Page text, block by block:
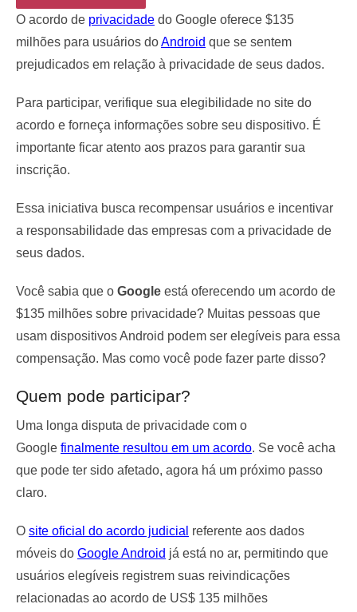
O acordo de privacidade do Google oferece $135
milhões para usuários doAndroid que se sentem
prejudicados em relação à privacidade de seus dados.
Para participar, verifique sua elegibilidade no site do
acordo e forneça informações sobre seu dispositivo. É
importante ficar atento aos prazos para garantir sua
inscrição.
Essa iniciativa busca recompensar usuários e incentivar
a responsabilidade das empresas com a privacidade de
seus dados.
Você sabia que o Google está oferecendo um acordo de
$135 milhões sobre privacidade? Muitas pessoas que
usam dispositivos Android podem ser elegíveis para essa
compensação. Mas como você pode fazer parte disso?
Quem pode participar?
Uma longa disputa de privacidade com o
Google finalmente resultou em um acordo. Se você acha
que pode ter sido afetado, agora há um próximo passo
claro.
O site oficial do acordo judicial referente aos dados
móveis do Google Android já está no ar, permitindo que
usuários elegíveis registrem suas reivindicações
relacionadas ao acordo de US$ 135 milhões